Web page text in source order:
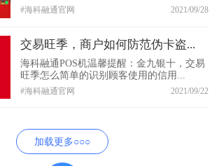
#海科融通官网 2021/09/28
交易旺季，商户如何防范伪卡盗...
海科融通POS机温馨提醒：金九银十，交易
旺季怎么简单的识别顾客使用的信用...
#海科融通官网 2021/09/22
加载更多○○○